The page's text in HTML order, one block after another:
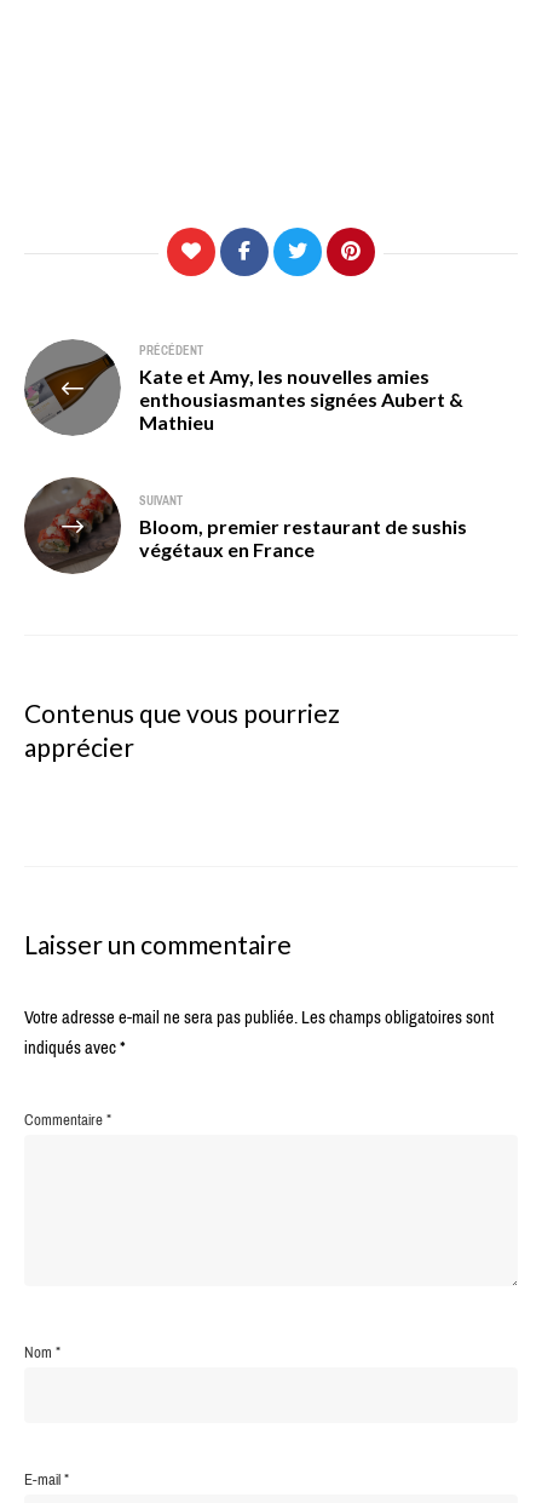
Navigation
de
l’article
PRÉCÉDENT
Kate et Amy, les nouvelles amies
enthousiasmantes signées Aubert &
Mathieu
SUIVANT
Bloom, premier restaurant de sushis
végétaux en France
Contenus que vous pourriez
apprécier
Laisser un commentaire
Votre adresse e-mail ne sera pas publiée.Les champs obligatoires sont
indiqués avec*
Commentaire*
Nom*
E-mail*